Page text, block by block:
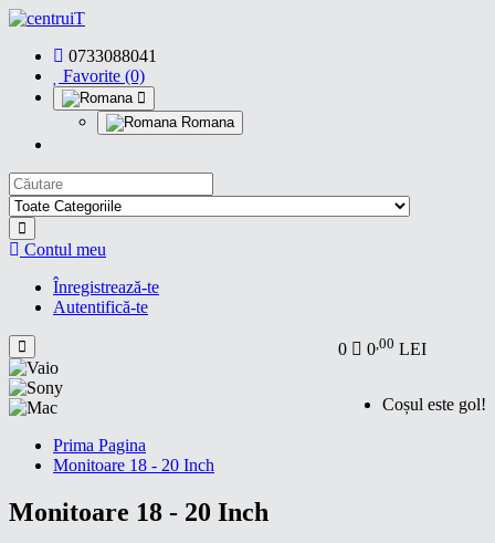
0733088041
Favorite (0)
Romana
Contul meu
Înregistrează-te
Autentifică-te
0 0,00 LEI
Coșul este gol!
Prima Pagina
Monitoare 18 - 20 Inch
Monitoare 18 - 20 Inch